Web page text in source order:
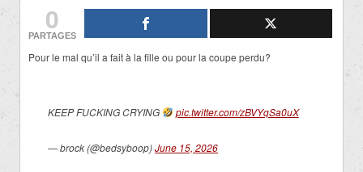
0
PARTAGES
Pour le mal qu’il a fait à la fille ou pour la coupe perdu?
KEEP FUCKING CRYING pic.twitter.com/zBVYqSa0uX
— brock (@bedsyboop)June 15, 2026